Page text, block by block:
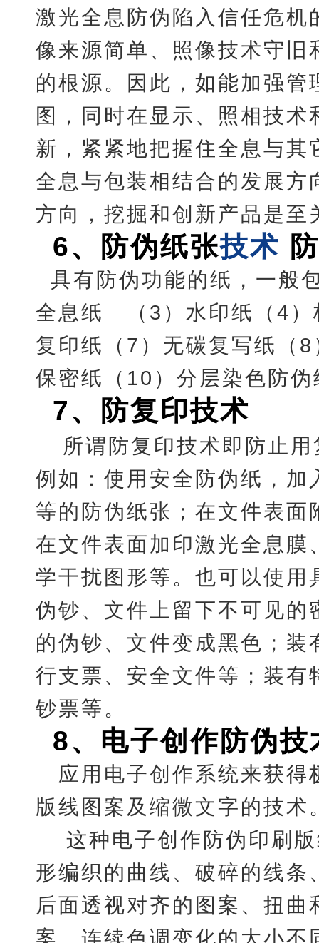
激光全息防伪陷入信任危
像来源简单、照像技术守
的根源。因此，如能加强
图，同时在显示、照相技
新，紧紧地把握住全息与
全息与包装相结合的发展
方向，挖掘和创新产品是至
6、 防伪纸张技术
具有防伪功能的纸，一般
全息纸 （3）水印纸（4）
复印纸（7）无碳复写纸（
保密纸（10）分层染色防伪
7 、 防复印技术
所谓防复印技术即防止
例如：使用安全防伪纸，
等的防伪纸张；在文件表
在文件表面加印激光全息
学干扰图形等。也可以使
伪钞、文件上留下不可见
的伪钞、文件变成黑色；
行支票、安全文件等；装
钞票等。
8、 电子创作防伪技
应用电子创作系统来获
版线图案及缩微文字的技术
这种电子创作防伪印刷版
形编织的曲线、破碎的线
后面透视对齐的图案、扭
案、连续色调变化的大小